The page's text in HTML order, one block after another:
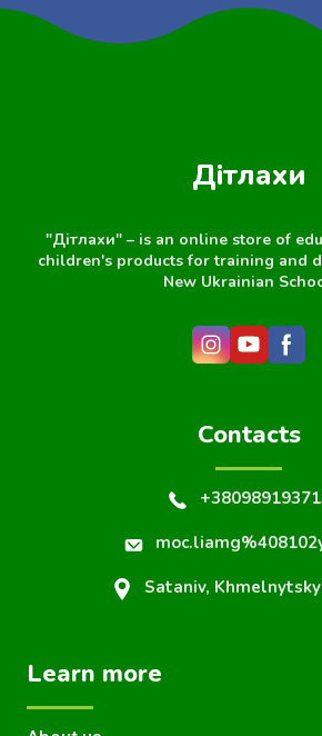
Дітлахи
"Дітлахи" – is an online store of
children's products for training and
New Ukrainian
Contacts
Sataniv,
Learn more